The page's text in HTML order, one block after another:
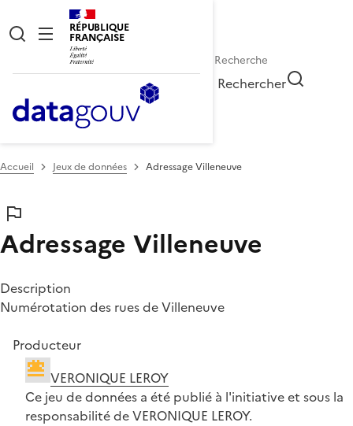
RÉPUBLIQUE
FRANÇAISE
Rechercher
Accueil Jeux de données Adressage Villeneuve
Adressage Villeneuve
Description
Numérotation des rues de Villeneuve
Producteur
VERONIQUE LEROY
Ce jeu de données a été publié à l'initiative et sous la
responsabilité de VERONIQUE LEROY.